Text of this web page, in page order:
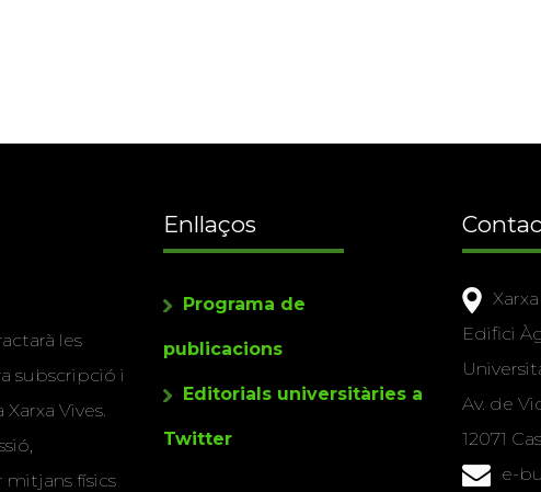
les
subscripció i
Vives.
físics
Enllaços
Programa de
publicacions
Editorials universitàries a
Twitter
Edifici
Av. de
12071
e-